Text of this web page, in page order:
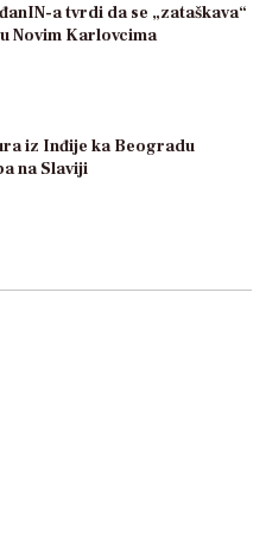
a tvrdi da se „zataškava“
Novim Karlovcima
iz Inđije ka Beogradu
na Slaviji